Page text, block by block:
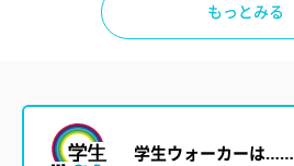
もっとみる
学生ウォーカーは……